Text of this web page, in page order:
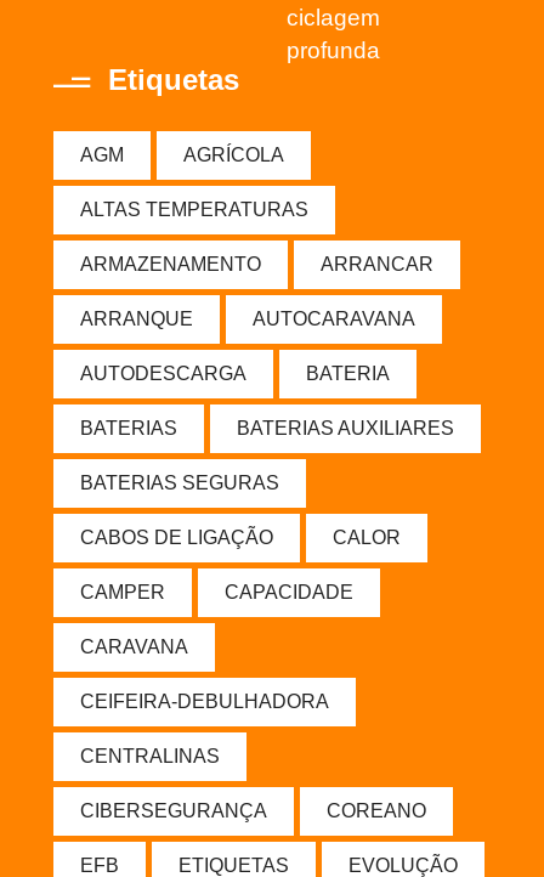
ciclagem
profunda
Etiquetas
AGM AGRÍCOLA
ALTAS TEMPERATURAS
ARMAZENAMENTO ARRANCAR
ARRANQUE AUTOCARAVANA
AUTODESCARGA BATERIA
BATERIAS BATERIAS AUXILIARES
BATERIAS SEGURAS
CABOS DE LIGAÇÃO CALOR
CAMPER CAPACIDADE
CARAVANA
CEIFEIRA-DEBULHADORA
CENTRALINAS
CIBERSEGURANÇA COREANO
EFB ETIQUETAS EVOLUÇÃO